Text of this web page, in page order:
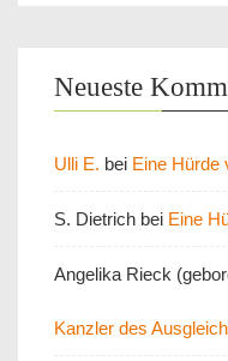
Neueste
Ulli E. bei Eine Hürde
S. Dietrich bei Eine
Angelika Rieck
Kanzler des